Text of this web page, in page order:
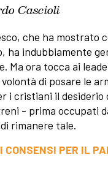
Cascioli
che ha mostrato
ha indubbiamente
Ma ora tocca ai
di posare le
i cristiani il desiderio
- prima occupati
rimanere tale.
PER IL